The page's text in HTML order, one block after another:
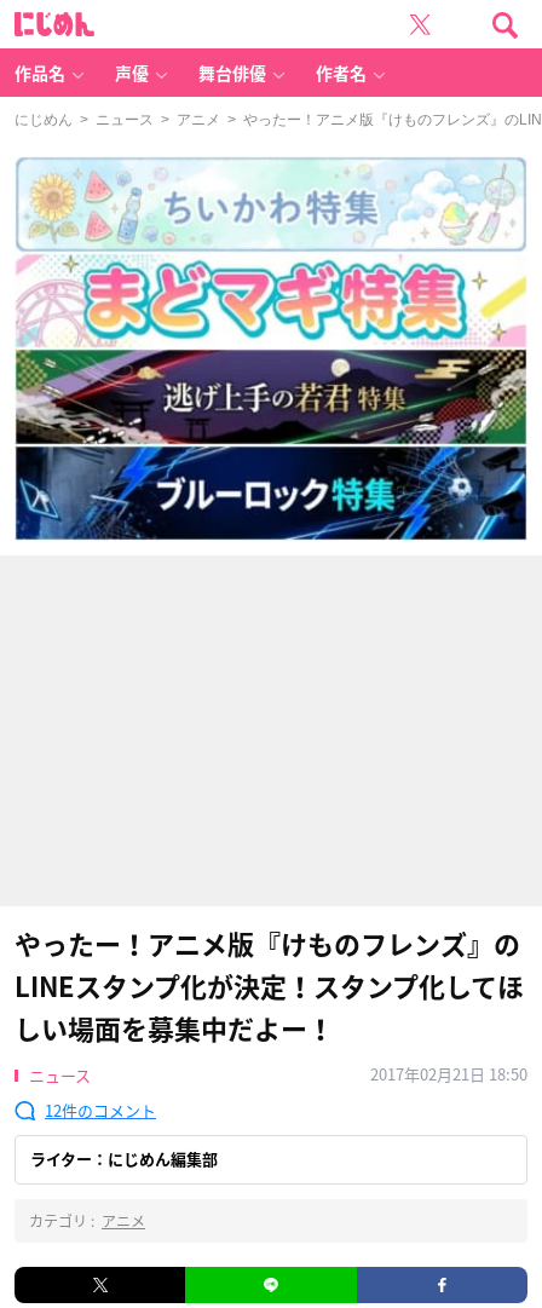
作品名 声優 舞台俳優 作者名
にじめん > ニュース > アニメ > やったー！アニメ版『けものフレンズ』の
やったー！アニメ版『けものフレンズ』の
LINEスタンプ化が決定！スタンプ化してほ
しい場面を募集中だよー！
ニュース
2017年02月21日 18:50
12
ライター：にじめん編集部
カテゴリ : アニメ